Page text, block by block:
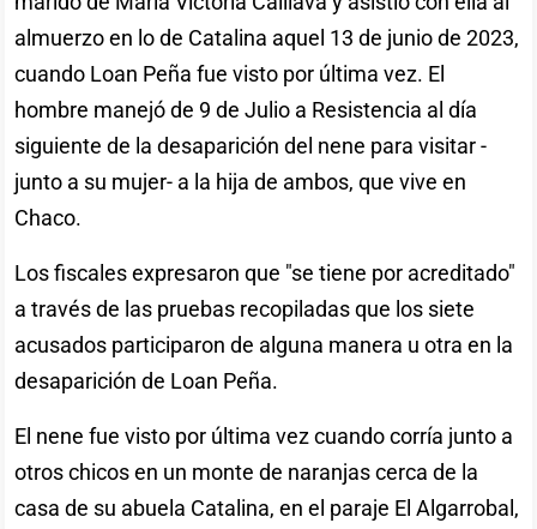
almuerzo en lo de Catalina aquel 13 de junio de 2023,
cuando Loan Peña fue visto por última vez. El
hombre manejó de 9 de Julio a Resistencia al día
siguiente de la desaparición del nene para visitar -
junto a su mujer- a la hija de ambos, que vive en
Chaco.
Los fiscales expresaron que "se tiene por acreditado"
a través de las pruebas recopiladas que los siete
acusados participaron de alguna manera u otra en la
desaparición de Loan Peña.
El nene fue visto por última vez cuando corría junto a
otros chicos en un monte de naranjas cerca de la
casa de su abuela Catalina, en el paraje El Algarrobal,